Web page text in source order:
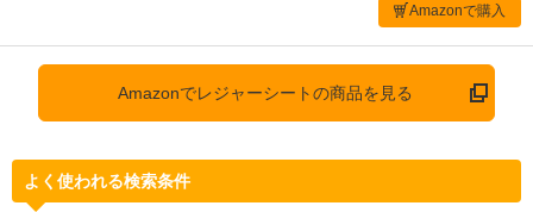
Amazonで購入
Amazonでレジャーシートの商品を見る
よく使われる検索条件